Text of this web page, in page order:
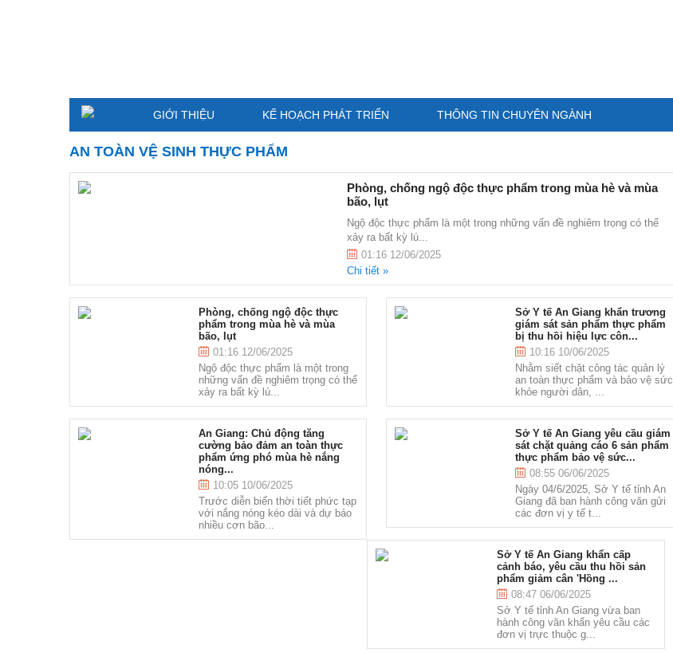
GIỚI THIỆU KẾ HOẠCH PHÁT TRIỂN THÔNG TIN CHUYÊN NGÀNH
AN TOÀN VỆ SINH THỰC PHẨM
Phòng, chống ngộ độc thực phẩm trong mùa hè và mùa
bão, lụt
Ngộ độc thực phẩm là một trong những vấn đề nghiêm trọng có thể
xảy ra bất kỳ lú...
01:16 12/06/2025
Chi tiết »
Phòng, chống ngộ độc thực
phẩm trong mùa hè và mùa
bão, lụt
01:16 12/06/2025
Ngộ độc thực phẩm là một trong
những vấn đề nghiêm trọng có thể
xảy ra bất kỳ lú...
Sở Y tế An Giang khẩn trương
giám sát sản phẩm thực phẩm
bị thu hồi hiệu lực côn...
10:16 10/06/2025
Nhằm siết chặt công tác quản lý
an toàn thực phẩm và bảo vệ sức
khỏe người dân, ...
An Giang: Chủ động tăng
cường bảo đảm an toàn thực
phẩm ứng phó mùa hè nắng
nóng...
10:05 10/06/2025
Trước diễn biến thời tiết phức tạp
với nắng nóng kéo dài và dự báo
nhiều cơn bão...
Sở Y tế An Giang yêu cầu giám
sát chặt quảng cáo 6 sản phẩm
thực phẩm bảo vệ sức...
08:55 06/06/2025
Ngày 04/6/2025, Sở Y tế tỉnh An
Giang đã ban hành công văn gửi
các đơn vị y tế t...
Sở Y tế An Giang khẩn cấp
cảnh báo, yêu cầu thu hồi sản
phẩm giảm cân 'Hồng ...
08:47 06/06/2025
Sở Y tế tỉnh An Giang vừa ban
hành công văn khẩn yêu cầu các
đơn vị trực thuộc g...